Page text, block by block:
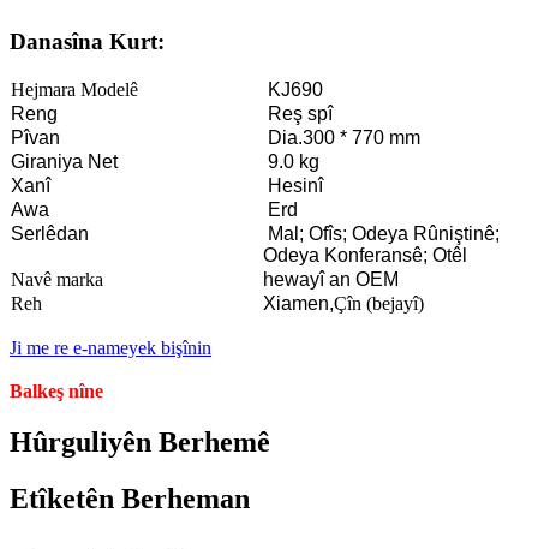
Danasîna Kurt:
Hejmara Modelê
KJ690
Reng
Reş spî
Pîvan
Dia.300 * 770 mm
Giraniya Net
9.0 kg
Xanî
Hesinî
Awa
Erd
Serlêdan
Mal; Ofîs; Odeya Rûniştinê;
Odeya Konferansê; Otêl
Navê marka
hewayî an OEM
Reh
Xiamen,Çîn (bejayî)
Ji me re e-nameyek bişînin
Balkeş nîne
Hûrguliyên Berhemê
Etîketên Berheman